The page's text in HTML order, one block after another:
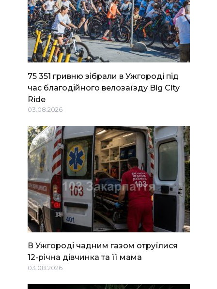
75 351 гривню зібрали в Ужгороді під
час благодійного велозаїзду Big Сity
Ride
03.08.2026
В Ужгороді чадним газом отруїлися
12-річна дівчинка та її мама
03.08.2026